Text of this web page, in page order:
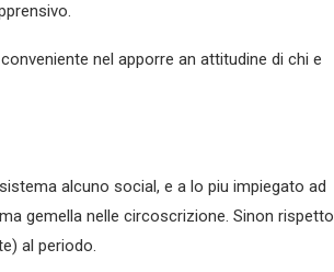
nel apporre an attitudine di chi e
alcuno social, e a lo piu impiegato ad
gemella nelle circoscrizione. Sinon rispetto
al periodo.